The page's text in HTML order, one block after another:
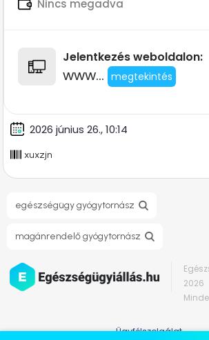
Nincs megadva
Jelentkezés weboldalon:
www... megtekintés
2026 június 26., 10:14
xuxzjn
egészségügy gyógytornász
magánrendelő gyógytornász
2026
Ügyfélszolgálat